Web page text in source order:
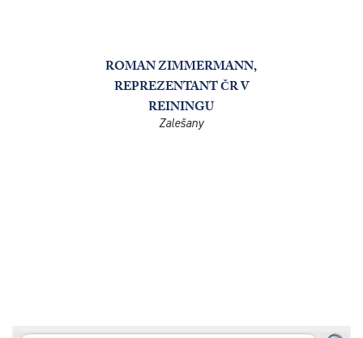
ROMAN ZIMMERMANN,
REPREZENTANT ČR V
REININGU
Zalešany